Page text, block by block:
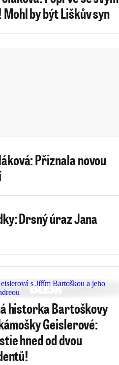
by být Liškův syn
Přiznala novou
Drsný úraz Jana
historka Bartoškovy
Geislerové:
hned od dvou